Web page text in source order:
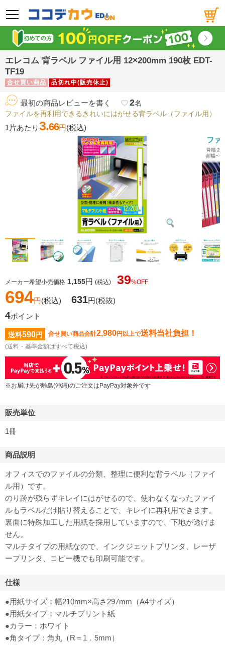
メニュー
エレコム 背ラベル ファイル用 12×200mm 190枚 EDT-
TF19
合せ買い商品 品切れ中(販売休止)
最初の商品レビューを書く favorite_border2名
ファイルを再利用できるきれいにはがせる背ラベル（ファイル用）
1片あたり3.66円(税込)
メーカー希望小売価格 1,155円 (税込) 39%OFF
694円(税込) 631円(税抜)
4ポイント
送料590円 合せ買い商品合計2,980円以上で送料当社負担！
(送料・基準金額はすべて税込)
※お届け先が離島(沖縄)のご注文はPayPay対象外です
販売単位
1冊
商品説明
オフィスでのファイルの分類、整理に便利な背ラベル（ファイ
ル用）です。
のり跡が残らずキレイにはがせるので、使わなくなったファイ
ルもラベルだけ貼り替えることで、キレイに再利用できます。
裏面に特殊加工した用紙を採用していますので、下地が透けま
せん。
マルチタイプの用紙なので、インクジェットプリンタ、レーザ
ープリンタ、コピー機でも印刷可能です。
仕様
●用紙サイズ：幅210mm×高さ297mm（A4サイズ）
●用紙タイプ：マルチプリント紙
●カラー：ホワイト
●角タイプ：角丸（R＝1．5mm）